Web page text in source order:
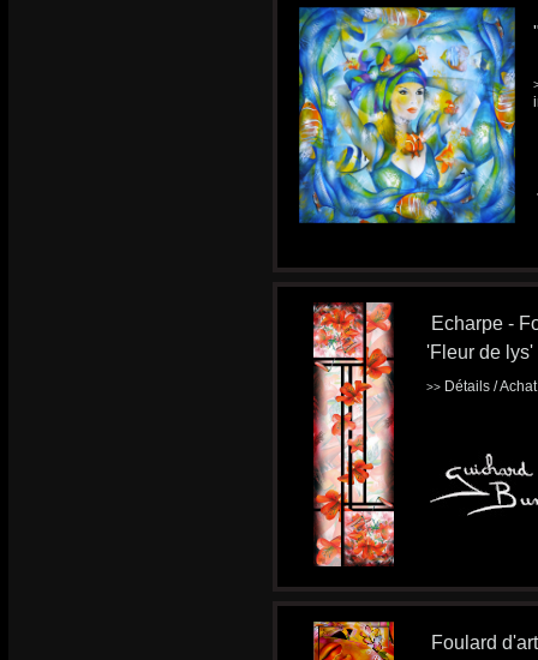
Echarpe -
'Fleur de lys'
>> Détails /
Foulard